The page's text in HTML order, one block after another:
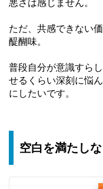
悪さは感じません。
ただ、共感できない
醍醐味。
普段自分が意識すら
せるくらい深刻に悩
にしたいです。
空白を満たしな